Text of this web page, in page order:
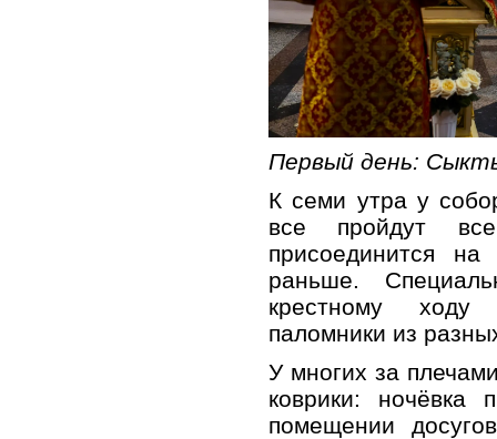
Первый день:
К семи утра у
все пройдут
присоединится на
раньше.
крестному
паломники из
У многих за
коврики: ночёвка
помещении